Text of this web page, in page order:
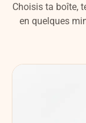
Choisis ta boîte,
en quelques